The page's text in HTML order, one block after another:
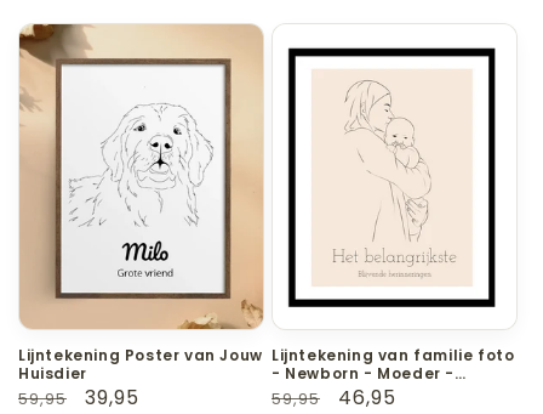
Lijntekening Poster van Jouw
Huisdier
Normale
59,95 Aanbiedingsprijs
39,95
Lijntekening van familie foto
- Newborn - Moeder -
Dochter - Op maat gemaakt
Normale
59,95 Aanbiedingsprijs
46,95